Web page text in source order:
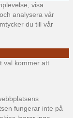
visa
analysera vår
du till vår
val kommer att
fungerar inte på